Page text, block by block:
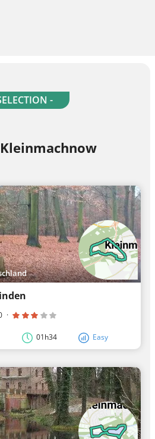
-
·
01h34 Easy